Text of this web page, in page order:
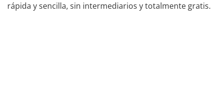
rápida y sencilla, sin intermediarios y totalmente gratis.